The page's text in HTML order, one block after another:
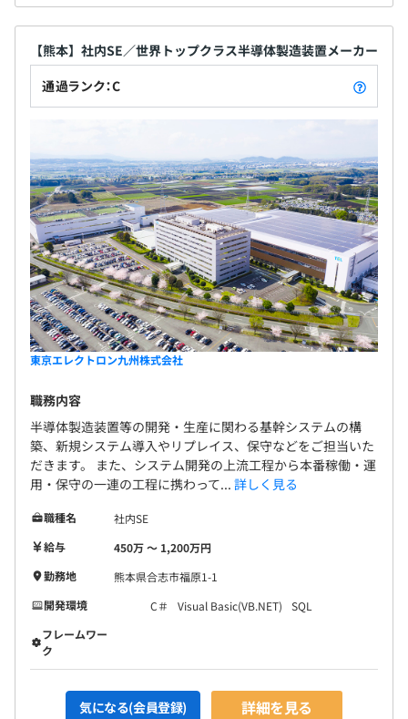
【熊本】社内SE／世界トップクラス半導体製造装置メーカー
通過ランク：C
東京エレクトロン九州株式会社
職務内容
半導体製造装置等の開発・生産に関わる基幹システムの構
築、新規システム導入やリプレイス、保守などをご担当いた
だきます。 また、システム開発の上流工程から本番稼働・運
用・保守の一連の工程に携わって... 詳しく見る
職種名
社内SE
給与
450万 〜 1,200万円
勤務地
熊本県合志市福原1-1
開発環境
C＃ Visual Basic(VB.NET)
SQL
フレームワー
ク
気になる(会員登録) 詳細を見る